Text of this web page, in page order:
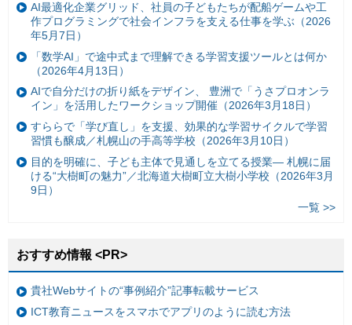
AI最適化企業グリッド、社員の子どもたちが配船ゲームや工
作プログラミングで社会インフラを支える仕事を学ぶ（2026
年5月7日）
「数学AI」で途中式まで理解できる学習支援ツールとは何か
（2026年4月13日）
AIで自分だけの折り紙をデザイン、 豊洲で「うさプロオンラ
イン」を活用したワークショップ開催（2026年3月18日）
すららで「学び直し」を支援、効果的な学習サイクルで学習
習慣も醸成／札幌山の手高等学校（2026年3月10日）
目的を明確に、子ども主体で見通しを立てる授業— 札幌に届
ける“大樹町の魅力”／北海道大樹町立大樹小学校（2026年3月
9日）
一覧 >>
おすすめ情報 <PR>
貴社Webサイトの“事例紹介”記事転載サービス
ICT教育ニュースをスマホでアプリのように読む方法